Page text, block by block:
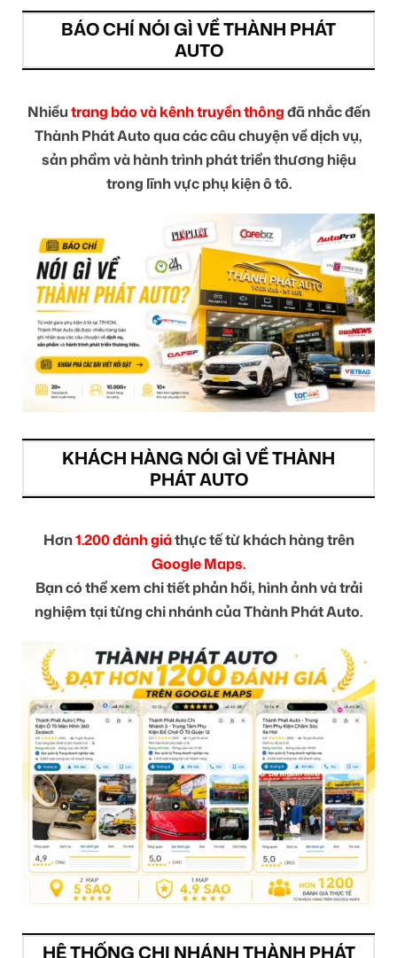
BÁO CHÍ NÓI GÌ VỀ THÀNH PHÁT
AUTO
Nhiềutrang báo và kênh truyền thôngđã nhắc đến
Thành Phát Auto qua các câu chuyện về dịch vụ,
sản phẩm và hành trình phát triển thương hiệu
trong lĩnh vực phụ kiện ô tô.
KHÁCH HÀNG NÓI GÌ VỀ THÀNH
PHÁT AUTO
Hơn1.200 đánh giáthực tế từ khách hàng trên
Google Maps.
Bạn có thể xem chi tiết phản hồi, hình ảnh và trải
nghiệm tại từng chi nhánh của Thành Phát Auto.
HỆ THỐNG CHI NHÁNH THÀNH PHÁT